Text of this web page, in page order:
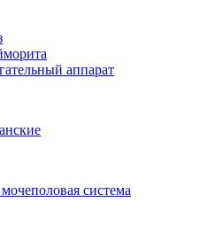
аппарат
система